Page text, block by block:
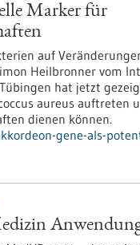
Marker für
auf
Heilbronner vom
hat jetzt
aureus auftreten
dienen können.
gene-als-